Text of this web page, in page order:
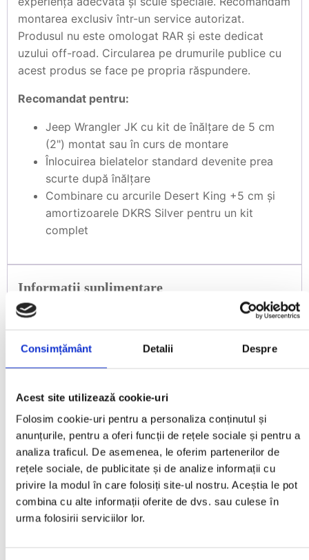
Consimțământ Detalii Despre
Acest site utilizează cookie-uri
Folosim cookie-uri pentru a personaliza conținutul și
anunțurile, pentru a oferi funcții de rețele sociale și pentru a
analiza traficul. De asemenea, le oferim partenerilor de
rețele sociale, de publicitate și de analize informații cu
privire la modul în care folosiți site-ul nostru. Aceștia le pot
combina cu alte informații oferite de dvs. sau culese în
urma folosirii serviciilor lor.
montarea exclusiv într-un service autorizat.
Produsul nu este omologat RAR și este dedicat
uzului off-road. Circularea pe drumurile publice cu
acest produs se face pe propria răspundere.
Recomandat pentru:
Jeep Wrangler JK cu kit de înălțare de 5 cm
(2") montat sau în curs de montare
Înlocuirea bielatelor standard devenite prea
scurte după înălțare
Combinare cu arcurile Desert King +5 cm și
amortizoarele DKRS Silver pentru un kit
complet
Informații suplimentare
Brand
Ore4x4
Marca auto
Jeep
Model Auto
WRANGLER, WRANGLER JK
Recenzii